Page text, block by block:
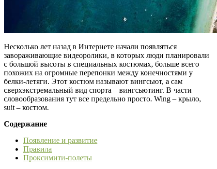
Несколько лет назад в Интернете начали появляться
завораживающие видеоролики, в которых люди планировали
с большой высоты в специальных костюмах, больше всего
похожих на огромные перепонки между конечностями у
белки-летяги. Этот костюм называют вингсьют, а сам
сверхэкстремальный вид спорта – вингсьютинг. В части
словообразования тут все предельно просто. Wing – крыло,
suit – костюм.
Содержание
Появление и развитие
Правила
Проксимити-полеты